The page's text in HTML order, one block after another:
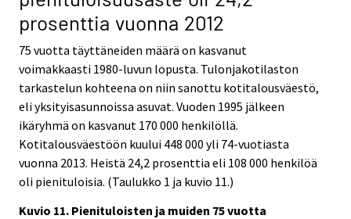
prosenttia vuonna 2012
75 vuotta täyttäneiden määrä on kasvanut
voimakkaasti 1980-luvun lopusta. Tulonjakotilaston
tarkastelun kohteena on niin sanottu kotitalousväestö,
eli yksityisasunnoissa asuvat. Vuoden 1995 jälkeen
ikäryhmä on kasvanut 170 000 henkilöllä.
Kotitalousväestöön kuului 448 000 yli 74-vuotiasta
vuonna 2013. Heistä 24,2 prosenttia eli 108 000 henkilöä
oli pienituloisia. (Taulukko 1 ja kuvio 11.)
Kuvio 11. Pienituloisten ja muiden 75 vuotta